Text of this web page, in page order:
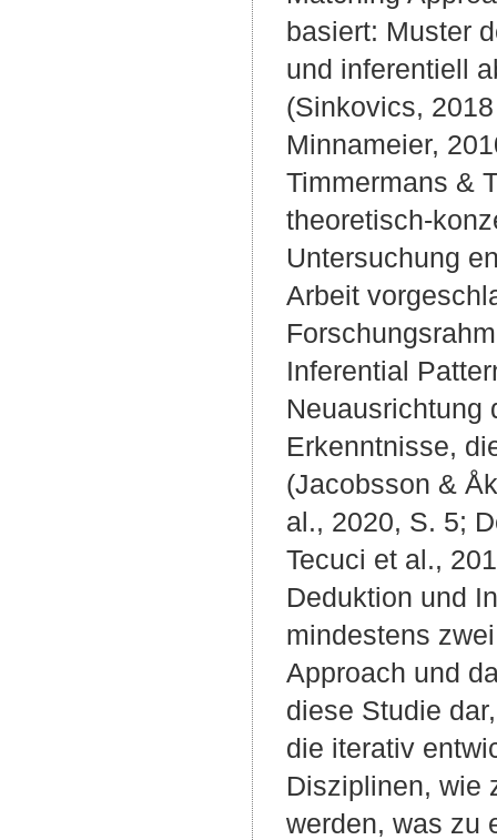
basiert: Muster
und inferentiell
(Sinkovics,
Minnameier,
Timmermans &
theoretisch-
Untersuchung
Arbeit
Inferential
Neuausrichtung
Erkenntnisse,
(Jacobsson &
al., 2020, S. 5;
Tecuci et al.,
Deduktion und
mindestens
Approach und
diese Studie
die iterativ
Disziplinen, wie
werden, was zu